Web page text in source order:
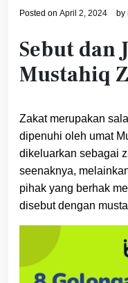
Posted on April 2, 2024 by
Sebut dan
Mustahiq
Zakat merupakan
dipenuhi oleh umat
dikeluarkan sebagai
seenaknya,
pihak yang berhak
disebut dengan